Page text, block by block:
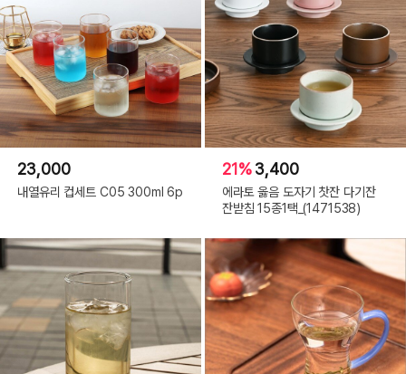
23,000
내열유리 컵세트 C05 300ml 6p
21%3,400
에라토 옳음 도자기 찻잔 다기잔
잔받침 15종1택_(1471538)